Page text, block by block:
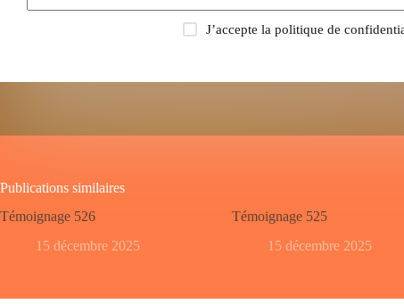
J’accepte la politique de
Publications similaires
Témoignage 526
15 décembre 2025
Témoignage 525
15 décembre 2025